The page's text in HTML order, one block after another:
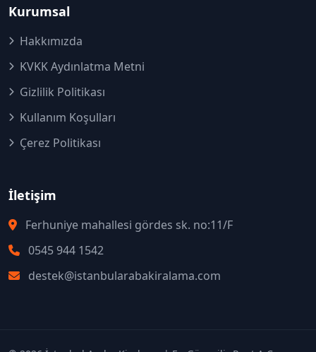
Kurumsal
Hakkımızda
KVKK Aydınlatma Metni
Gizlilik Politikası
Kullanım Koşulları
Çerez Politikası
İletişim
Ferhuniye mahallesi gördes sk. no:11/F
0545 944 1542
destek@istanbularabakiralama.com